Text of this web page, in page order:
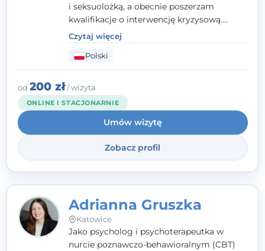
i seksuolożką, a obecnie poszerzam
kwalifikacje o interwencję kryzysową.
Pracuję w nurcie terapii trzeciej fali, łącząc
metody o potwierdzonej skuteczności.
Towarzyszę młodzieży, dorosłym i parom w
radzeniu sobie z bolesnymi
doświadczeniami tak, by mogli żyć pełniej.
Czytaj więcej
Polski
od 200 zł/ wizyta
ONLINE I STACJONARNIE
Umów wizytę
Zobacz profil
Adrianna Gruszka
Katowice
Jako psycholog i psychoterapeutka w
nurcie poznawczo-behawioralnym (CBT)